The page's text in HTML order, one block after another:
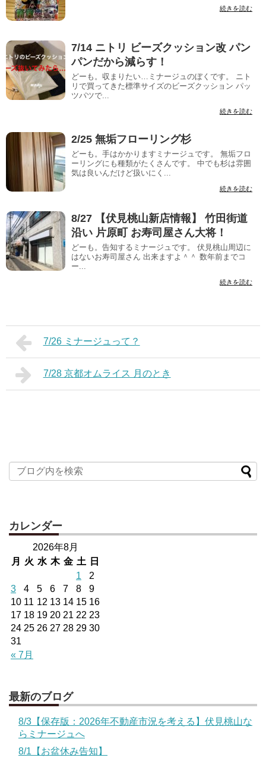
続きを読む
7/14 ニトリ ビーズクッション改 パン
パンだから減らす！
どーも。収まりたい…ミナージュのぼくです。 ニト
リで買ってきた標準サイズのビーズクッション パッ
ツパツで...
続きを読む
2/25 無垢フローリング杉
どーも。手はかかりますミナージュです。 無垢フロ
ーリングにも種類がたくさんです。 中でも杉は雰囲
気は良いんだけど扱いにく...
続きを読む
8/27 【伏見桃山新店情報】 竹田街道
沿い 片原町 お寿司屋さん大将！
どーも。告知するミナージュです。 伏見桃山周辺に
はないお寿司屋さん 出来ますよ＾＾ 数年前までコ
ー...
続きを読む
7/26 ミナージュって？
7/28 京都オムライス 月のとき
カレンダー
2026年8月
月
火 水 木 金 土 日
« 7月
1
2
3
4 5 6 7 8
9
10 11 12 13 14 15 16
17 18 19 20 21 22 23
24 25 26 27 28 29 30
31
最新のブログ
8/3【保存版：2026年不動産市況を考える】伏見桃山な
らミナージュへ
8/1【お盆休み告知】